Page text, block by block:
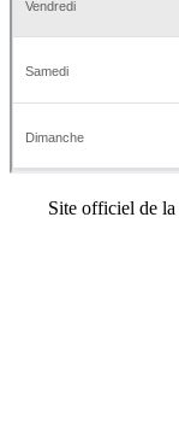
Site officiel de